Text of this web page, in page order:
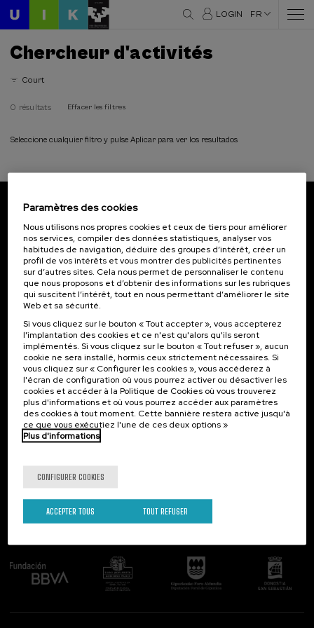
LOGIN FR
Chercheur d'activités
Court
0 résultats Effacer les filtres
Seleccione cualquier filtro y pulse Aplicar para ver los resultados
Inscrivez-vous pour être le premier à recevoir les
actualités de l'UIK.
S'abonner
Contact
Palacio Miramar
Paseo de Miraconcha, 48
20007 Donostia / San Sebastián
Gipuzkoa, Spain
Contactez-nous!
Intéressant...
Activités précédentes
Suivez-nous
Paramètres des cookies
Nous utilisons nos propres cookies et ceux de tiers pour améliorer
nos services, compiler des données statistiques, analyser vos
habitudes de navigation, déduire des groupes d’intérêt, créer un
profil de vos intérêts et vous montrer des publicités pertinentes
sur d’autres sites. Cela nous permet de personnaliser le contenu
que nous proposons et d’obtenir des informations sur les rubriques
qui suscitent l’intérêt, tout en nous permettant d’améliorer le site
Web et sa sécurité.
Si vous cliquez sur le bouton « Tout accepter », vous accepterez
l'implantation des cookies et ce n'est qu'alors qu'ils seront
implémentés. Si vous cliquez sur le bouton « Tout refuser », aucun
cookie ne sera installé, hormis ceux strictement nécessaires. Si
vous cliquez sur « Configurer les cookies », vous accéderez à
l'écran de configuration où vous pourrez activer ou désactiver les
cookies et accéder à la Politique de Cookies où vous trouverez
plus d'informations et où vous pourrez accéder aux paramètres
des cookies à tout moment. Cette bannière restera active jusqu'à
ce que vous exécutiez l'une de ces deux options »
Plus d'informations
CONFIGURER COOKIES
TOUT REFUSER
ACCEPTER TOUS